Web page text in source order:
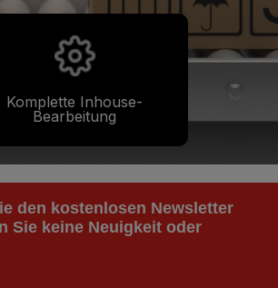
Komplette Inhouse-
Bearbeitung
den kostenlosen Newsletter
Sie keine Neuigkeit oder